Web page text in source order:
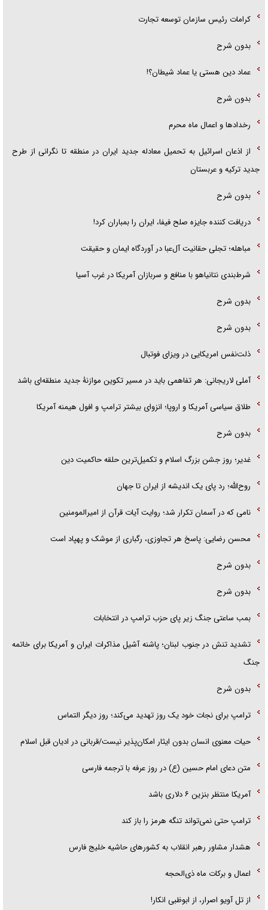
کرامات رئیس سازمان توسعه تجارت
بدون شرح
عماد دین هستی یا عماد شیطان؟!
بدون شرح
رخداد‌ها و اعمال ماه محرم
از اذعان اسرائیل به تحمیل معادله جدید ایران در منطقه تا نگرانی از طرح
جدید ترکیه و عربستان
بدون شرح
دریافت کننده جایزه صلح فیفا، ایران را بمباران کرد!
مباهله؛ تجلی حقانیت آل‌عبا در آوردگاه ایمان و حقیقت
شرط‌بندی نتانیاهو با منافع و سربازان آمریکا در غرب آسیا
بدون شرح
بدون شرح
ذلت‌نفس امریکایی در ویزای فوتبال
آملی لاریجانی: هر تفاهمی باید در مسیر تکوین موازنۀ جدید منطقه‌ای باشد
طلاق سیاسی آمریکا و اروپا؛ انزوای بیشتر ترامپ و افول هیمنه آمریکا
بدون شرح
غدیر؛ روز جشن بزرگ اسلام و تکمیل‌ترین حلقه حاکمیت دین
روح‌الله؛ رد پای یک اندیشه از ایران تا جهان
نامی که در آسمان تکرار شد؛ روایت آیات قرآن از امیرالمومنین
محسن رضایی: پاسخ هر تجاوزی، رگباری از موشک و پهپاد است
بدون شرح
بدون شرح
بمب ساعتی جنگ زیر پای حزب ترام‍پ در انتخابات
تشدید تنش در جنوب لبنان؛ پاشنه آشیل مذاکرات ایران و آمریکا برای خاتمه
جنگ
بدون شرح
ترامپ برای نجات خود یک روز تهدید می‌کند؛ روز دیگر التماس
حیات معنوی انسان بدون ایثار امکان‌پذیر نیست/قربانی در ادیان قبل اسلام
متن دعای امام حسین (ع) در روز عرفه با ترجمه فارسی
آمریکا منتظر بنزین ۶ دلاری باشد
ترامپ حتی نمی‌تواند تنگه هرمز را باز کند
هشدار مشاور رهبر انقلاب به کشور‌های حاشیه خلیج فارس
اعمال و برکات ماه ذی‌الحجه
از تل آویو اصرار، از ابوظبی انکار!